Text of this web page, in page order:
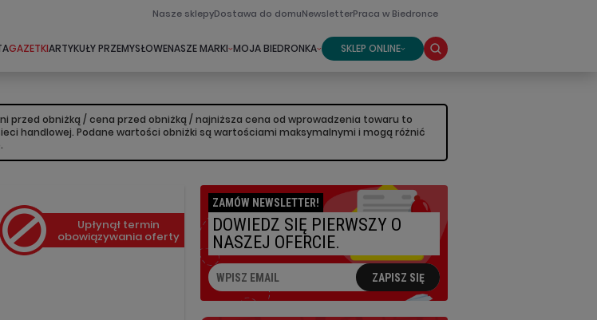
Nasze sklepyDostawa do domuNewsletterPraca w Biedronce
GAZETKIARTYKUŁY PRZEMYSŁOWENASZE MARKI MOJA BIEDRONKA SKLEP ONLINE
przed obniżką / cena przed obniżką / najniższa cena od wprowadzenia towaru to
handlowej. Podane wartości obniżki są wartościami maksymalnymi i mogą różnić
Upłynął termin
obowiązywania oferty
ZAMÓW NEWSLETTER!
DOWIEDZ SIĘ PIERWSZY O
NASZEJ OFERCIE.
ZAPISZ SIĘ